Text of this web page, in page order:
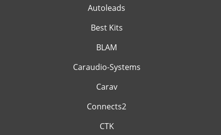
Autoleads
Best Kits
BLAM
Caraudio-Systems
Carav
Connects2
CTK